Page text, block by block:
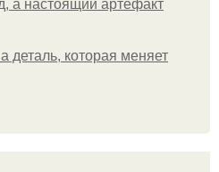
а настоящий артефакт
деталь, которая меняет